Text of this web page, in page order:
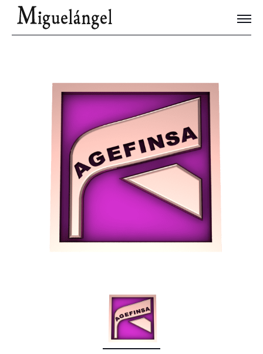
Joyas Únicas
Blog
Contacto